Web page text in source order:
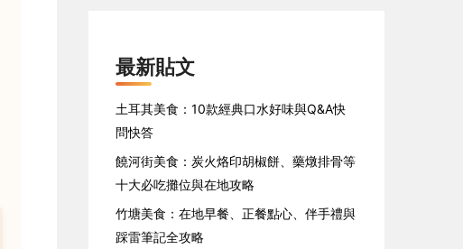
最新貼文
土耳其美食：10款經典口水好味與Q&A快
問快答
饒河街美食：炭火烙印胡椒餅、藥燉排骨等
十大必吃攤位與在地攻略
竹塘美食：在地早餐、正餐點心、伴手禮與
踩雷筆記全攻略